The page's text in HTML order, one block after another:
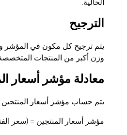
الحالية.
الترجيح
يتم ترجيح كل مكون في المؤشر
وزن أكبر من المنتجات
معادلة مؤشر أسعار
يتم حساب مؤشر أسعار المنتجين
مؤشر أسعار المنتجين = (سعر